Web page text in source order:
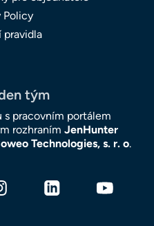
Policy
pravidla
tým
s pracovním portálem
rozhraním JenHunter
Technologies, s. r. o.